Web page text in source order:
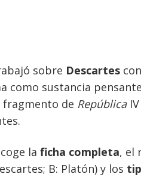
sobre Descartes
como sustancia
fragmento de RepúblicaIV
la ficha completa, el
B: Platón) y los